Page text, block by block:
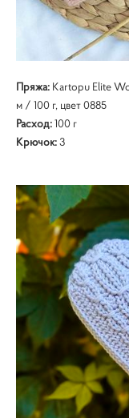
Пряжа: Kartopu Elite
м / 100 г, цвет 0885
Расход:100 г
Крючок:3